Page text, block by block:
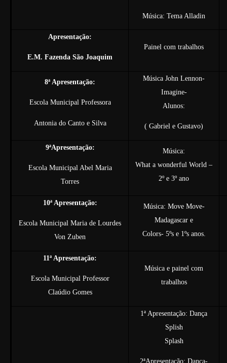
Música: Tema Alladin
Apresentação:
E.M. Fazenda São Joaquim
Painel com trabalhos
8ª Apresentação:
Escola Municipal Professora
Antonia do Canto e Silva
Música John Lennon-
Imagine-
Alunos:
( Gabriel e Gustavo)
9ªApresentação:
Escola Municipal Abel Maria
Torres
Música:
What a wonderful World –
2º e 3º ano
10ª Apresentação:
Escola Municipal Maria de Lourdes
Von Zuben
Música: Move Move-
Madagascar e
Colors- 5ºs e 1ºs anos.
11ª Apresentação:
Escola Municipal Professor
Claúdio Gomes
Música e painel com
trabalhos
1ª Apresentação: Dança
Splish
Splash
2ªApresentação: Dança-